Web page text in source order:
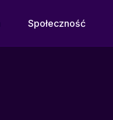
Społeczność